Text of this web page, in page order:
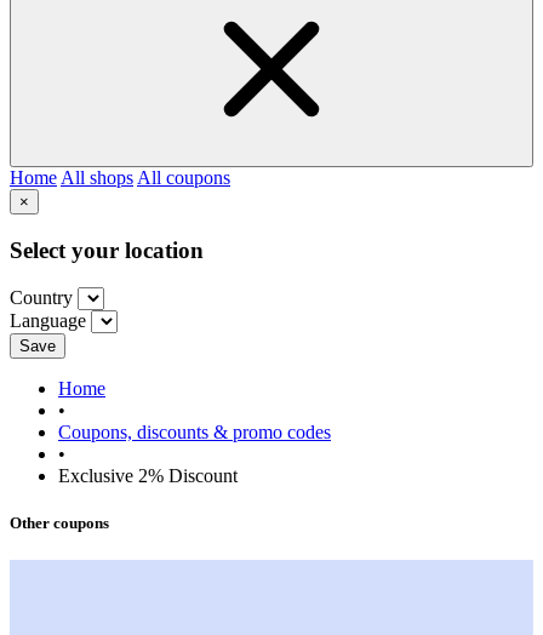
Home All shops All coupons
×
Select your location
Country
Language
Save
Home
•
Coupons, discounts & promo codes
•
Exclusive 2% Discount
Other coupons